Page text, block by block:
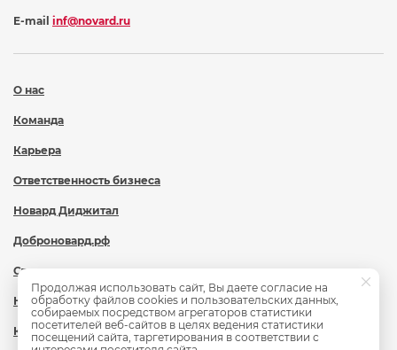
О нас
Команда
Карьера
Ответственность бизнеса
Новард Диджитал
Доброновард.рф
Статьи
Новости
Контакты
E-mail inf@novard.ru
Продолжая использовать сайт, Вы даете согласие на
обработку файлов cookies и пользовательских данных,
собираемых посредством агрегаторов статистики
посетителей веб-сайтов в целях ведения статистики
посещений сайта, таргетирования в соответствии с